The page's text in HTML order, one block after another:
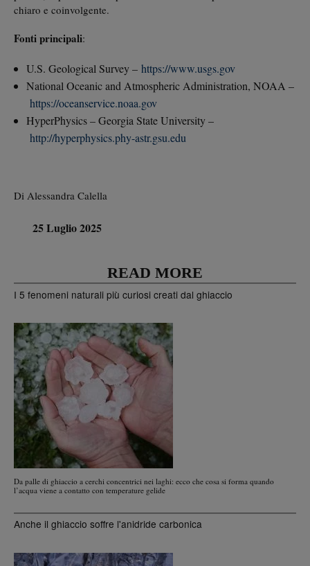
chiaro e coinvolgente.
Fonti principali:
U.S. Geological Survey – https://www.usgs.gov
National Oceanic and Atmospheric Administration, NOAA –
https://oceanservice.noaa.gov
HyperPhysics – Georgia State University –
http://hyperphysics.phy-astr.gsu.edu
Di Alessandra Calella
25 Luglio 2025
READ MORE
I 5 fenomeni naturali più curiosi creati dal ghiaccio
Da palle di ghiaccio a cerchi concentrici nei laghi: ecco che cosa si forma quando
l’acqua viene a contatto con temperature gelide
Anche il ghiaccio soffre l'anidride carbonica